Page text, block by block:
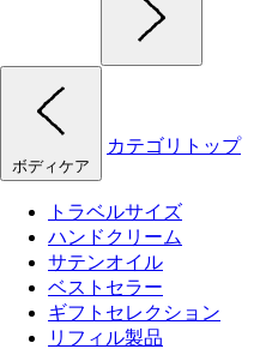
ボディケア
カテゴリトップ
トラベルサイズ
ハンドクリーム
サテンオイル
ベストセラー
ギフトセレクション
リフィル製品